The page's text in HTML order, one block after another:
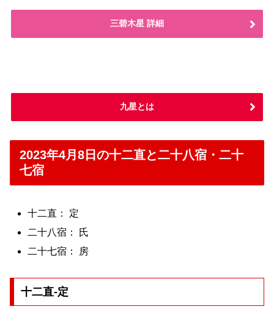
三碧木星 詳細
九星とは
2023年4月8日の十二直と二十八宿・二十
七宿
十二直： 定
二十八宿： 氏
二十七宿： 房
十二直-定